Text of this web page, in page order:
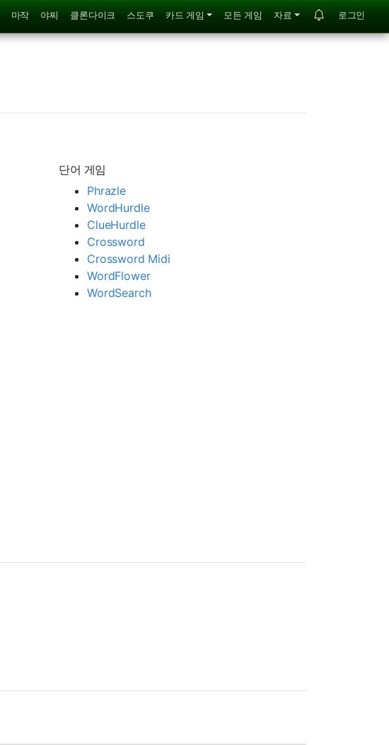
마작 야찌 클론다이크 스도쿠 카드 게임 모든 게임 자료 로그인
단어 게임
Phrazle
WordHurdle
ClueHurdle
Crossword
Crossword Midi
WordFlower
WordSearch